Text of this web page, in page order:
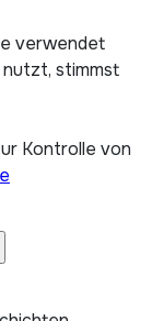
verwendet
nutzt, stimmst
Kontrolle von